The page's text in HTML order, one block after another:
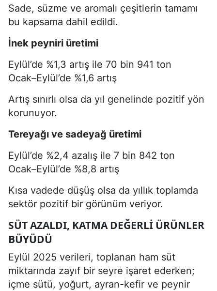
Sade, süzme ve aromalı çeşitlerin tamamı
bu kapsama dahil edildi.
İnek peyniri üretimi
Eylül’de %1,3 artış ile 70 bin 941 ton
Ocak–Eylül’de %1,6 artış
Artış sınırlı olsa da yıl genelinde pozitif yön
korunuyor.
Tereyağı ve sadeyağ üretimi
Eylül’de %2,4 azalış ile 7 bin 842 ton
Ocak–Eylül’de %8,8 artış
Kısa vadede düşüş olsa da yıllık toplamda
sektör pozitif bir görünüm veriyor.
SÜT AZALDI, KATMA DEĞERLI ÜRÜNLER
BÜYÜDÜ
Eylül 2025 verileri, toplanan ham süt
miktarında zayıf bir seyre işaret ederken;
içme sütü, yoğurt, ayran-kefir ve peynir